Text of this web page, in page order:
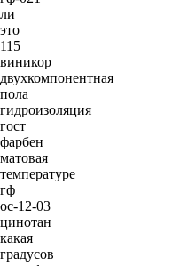
ли
это
115
виникор
двухкомпонентная
пола
гидроизоляция
гост
фарбен
матовая
температуре
гф
ос-12-03
цинотан
какая
градусов